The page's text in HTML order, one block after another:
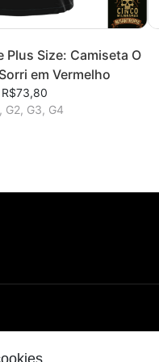
Plus Size: Camiseta O
em Vermelho
R$73,80
G2, G3, G4
CPF 089.104.087-07